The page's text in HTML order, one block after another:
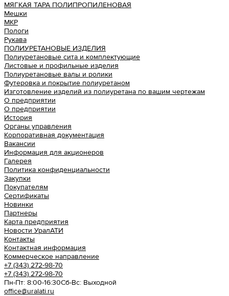
МЯГКАЯ ТАРА ПОЛИПРОПИЛЕНОВАЯ
Мешки
МКР
Пологи
Рукава
ПОЛИУРЕТАНОВЫЕ ИЗДЕЛИЯ
Полиуретановые сита и комплектующие
Листовые и профильные изделия
Полиуретановые валы и ролики
Футеровка и покрытие полиуретаном
Изготовление изделий из полиуретана по вашим чертежам
О предприятии
О предприятии
История
Органы управления
Корпоративная документация
Вакансии
Информация для акционеров
Галерея
Политика конфиденциальности
Закупки
Покупателям
Сертификаты
Новинки
Партнеры
Карта предприятия
Новости УралАТИ
Контакты
Контактная информация
Коммерческое направление
+7 (343) 272-98-70
+7 (343) 272-98-70
Пн-Пт: 8:00-16:30Cб-Вс: Выходной
office@uralati.ru